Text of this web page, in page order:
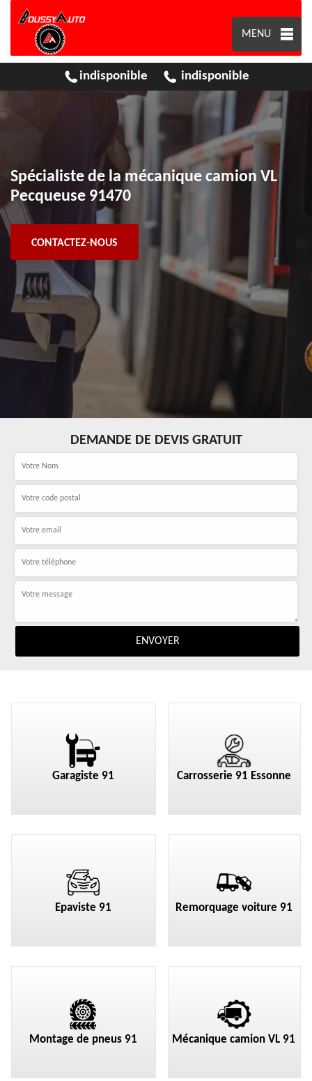
MENU
indisponible indisponible
Spécialiste de la mécanique camion VL
Pecqueuse 91470
CONTACTEZ-NOUS
DEMANDE DE DEVIS GRATUIT
Garagiste 91 Carrosserie 91 Essonne
Epaviste 91 Remorquage voiture 91
Montage de pneus 91 Mécanique camion VL 91